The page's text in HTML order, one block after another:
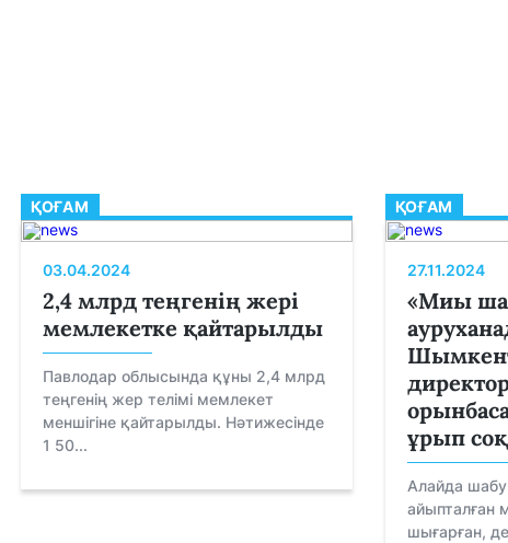
ҚОҒАМ
03.04.2024
2,4 млрд теңгенің жері
мемлекетке қайтарылды
Павлодар облысында құны 2,4 млрд
теңгенің жер телімі мемлекет
меншігіне қайтарылды. Нәтижесінде
1 50...
ҚОҒАМ
27.11.2024
«Миы
ұрып
Алайда
айыпталған
шығарған,